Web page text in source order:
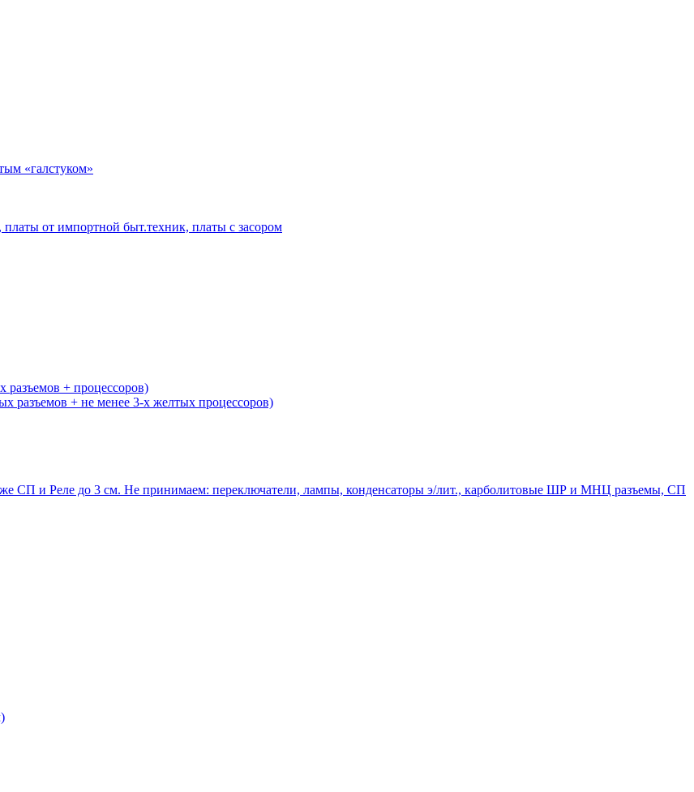
«галстуком»
от импортной быт.техник, платы с засором
+ процессоров)
разъемов + не менее 3-х желтых процессоров)
СП и Реле до 3 см. Не принимаем: переключатели, лампы, конденсаторы э/лит., карболитовые ШР и МНЦ разъемы, СП